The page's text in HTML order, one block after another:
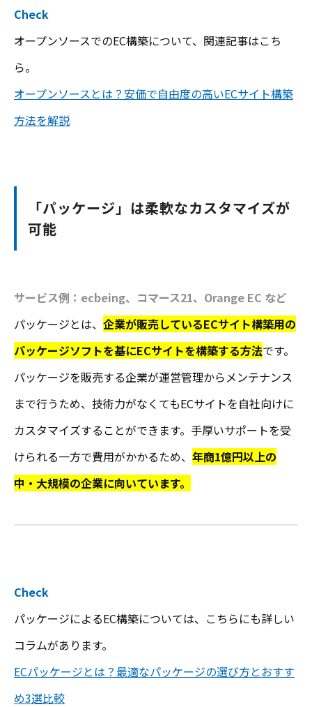
Check
オープンソースでのEC構築について、関連記事はこち
ら。
オープンソースとは？安価で自由度の高いECサイト構築
方法を解説
「パッケージ」は柔軟なカスタマイズが
可能
サービス例：ecbeing、コマース21、Orange EC など
パッケージとは、 企業が販売しているECサイト構築用の
パッケージソフトを基にECサイトを構築する方法です。
パッケージを販売する企業が運営管理からメンテナンス
まで行うため、技術力がなくてもECサイトを自社向けに
カスタマイズすることができます。手厚いサポートを受
けられる一方で費用がかかるため、 年商1億円以上の
中・大規模の企業に向いています。
Check
パッケージによるEC構築については、こちらにも詳しい
コラムがあります。
ECパッケージとは？最適なパッケージの選び方とおすす
め3選比較